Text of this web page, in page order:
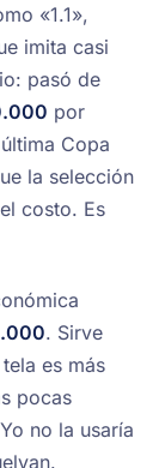
«1.1»,
imita casi
pasó de
por
Copa
la selección
costo. Es
. Sirve
es más
pocas
no la usaría